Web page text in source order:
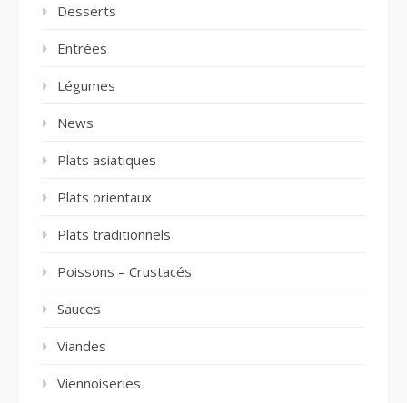
Desserts
Entrées
Légumes
News
Plats asiatiques
Plats orientaux
Plats traditionnels
Poissons – Crustacés
Sauces
Viandes
Viennoiseries